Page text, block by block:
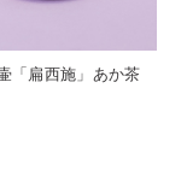
「扁西施」あか茶